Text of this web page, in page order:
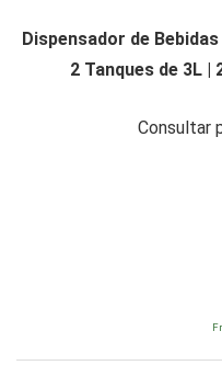
Dispensador de
2 Tanques de 3L |
Consultar